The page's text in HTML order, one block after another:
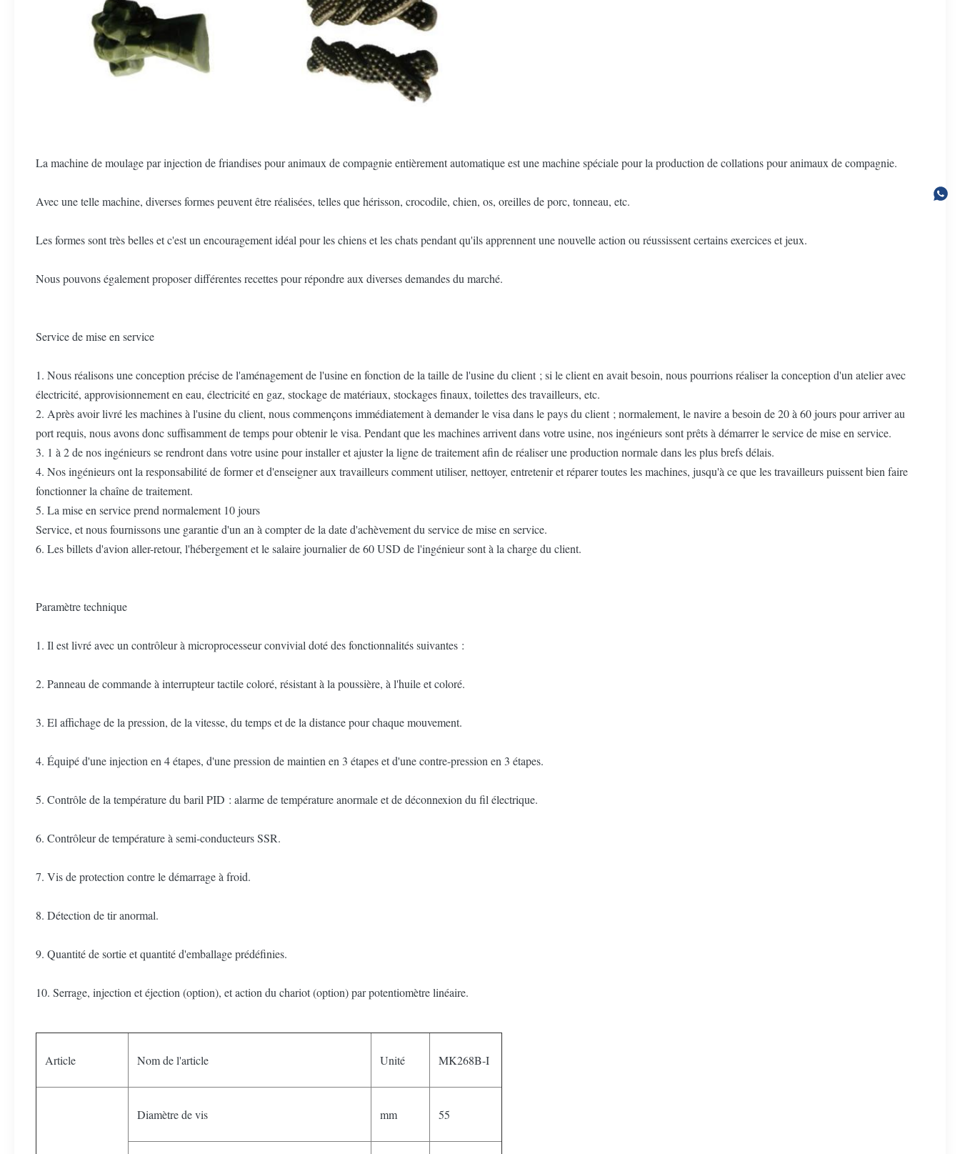
La machine de moulage par injection de friandises pour animaux de compagnie entièrement automatique est une machine spéciale pour la production de collations pour animaux de compagnie.
Avec une telle machine, diverses formes peuvent être réalisées, telles que hérisson, crocodile, chien, os, oreilles de porc, tonneau, etc.
Les formes sont très belles et c'est un encouragement idéal pour les chiens et les chats pendant qu'ils apprennent une nouvelle action ou réussissent certains exercices et jeux.
Nous pouvons également proposer différentes recettes pour répondre aux diverses demandes du marché.
Service de mise en service
1. Nous réalisons une conception précise de l'aménagement de l'usine en fonction de la taille de l'usine du client ; si le client en avait besoin, nous pourrions réaliser la conception d'un atelier avec
électricité, approvisionnement en eau, électricité en gaz, stockage de matériaux, stockages finaux, toilettes des travailleurs, etc.
2. Après avoir livré les machines à l'usine du client, nous commençons immédiatement à demander le visa dans le pays du client ; normalement, le navire a besoin de 20 à 60 jours pour arriver au
port requis, nous avons donc suffisamment de temps pour obtenir le visa. Pendant que les machines arrivent dans votre usine, nos ingénieurs sont prêts à démarrer le service de mise en service.
3. 1 à 2 de nos ingénieurs se rendront dans votre usine pour installer et ajuster la ligne de traitement afin de réaliser une production normale dans les plus brefs délais.
4. Nos ingénieurs ont la responsabilité de former et d'enseigner aux travailleurs comment utiliser, nettoyer, entretenir et réparer toutes les machines, jusqu'à ce que les travailleurs puissent bien faire
fonctionner la chaîne de traitement.
5. La mise en service prend normalement 10 jours
Service, et nous fournissons une garantie d'un an à compter de la date d'achèvement du service de mise en service.
6. Les billets d'avion aller-retour, l'hébergement et le salaire journalier de 60 USD de l'ingénieur sont à la charge du client.
Paramètre technique
1. Il est livré avec un contrôleur à microprocesseur convivial doté des fonctionnalités suivantes :
2. Panneau de commande à interrupteur tactile coloré, résistant à la poussière, à l'huile et coloré.
3. El affichage de la pression, de la vitesse, du temps et de la distance pour chaque mouvement.
4. Équipé d'une injection en 4 étapes, d'une pression de maintien en 3 étapes et d'une contre-pression en 3 étapes.
5. Contrôle de la température du baril PID : alarme de température anormale et de déconnexion du fil électrique.
6. Contrôleur de température à semi-conducteurs SSR.
7. Vis de protection contre le démarrage à froid.
8. Détection de tir anormal.
9. Quantité de sortie et quantité d'emballage prédéfinies.
10. Serrage, injection et éjection (option), et action du chariot (option) par potentiomètre linéaire.
Article Nom de l'article Unité MK268B-I
Diamètre de vis mm 55